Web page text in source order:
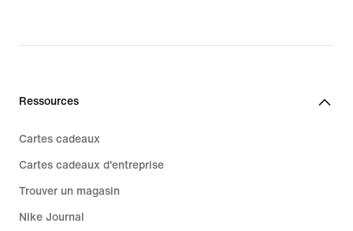
Ressources
Cartes cadeaux
Cartes cadeaux d'entreprise
Trouver un magasin
Nike Journal